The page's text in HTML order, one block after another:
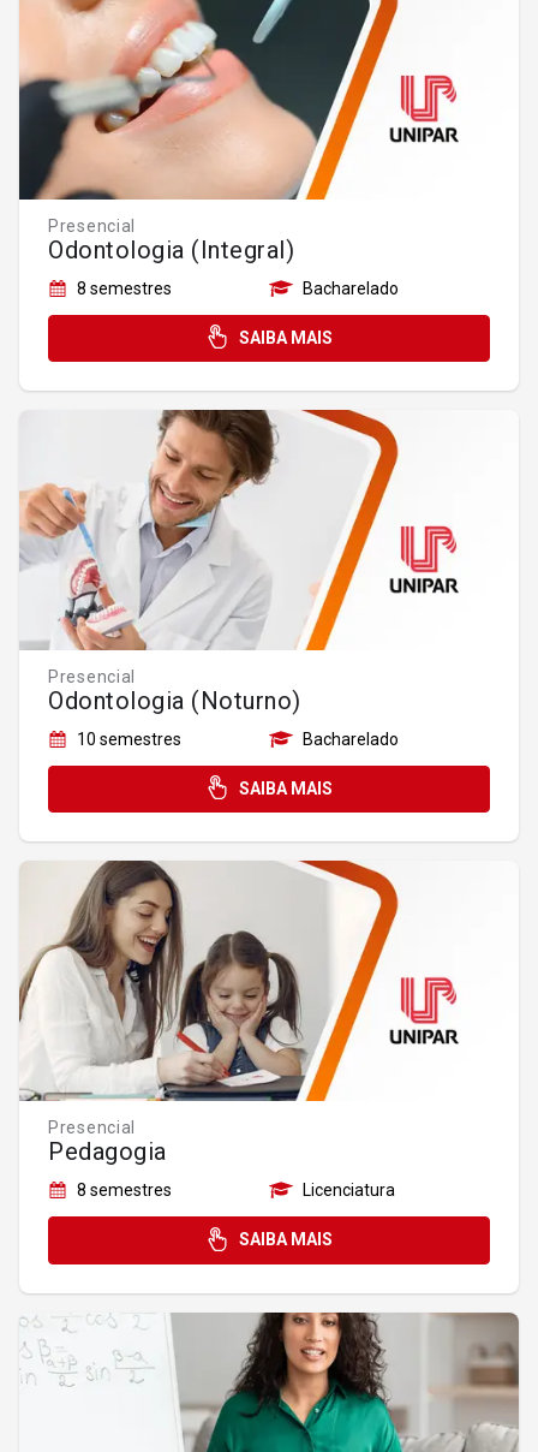
Presencial
Odontologia (Integral)
8 semestres Bacharelado
SAIBA MAIS
Presencial
Odontologia (Noturno)
10 semestres Bacharelado
SAIBA MAIS
Presencial
Pedagogia
8 semestres Licenciatura
SAIBA MAIS